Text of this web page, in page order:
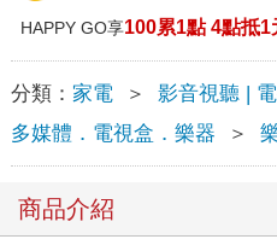
HAPPY GO享100累1點 4點抵1
分類： 家電 ＞ 影音視聽 |
多媒體．電視盒．樂器
＞
商品介紹